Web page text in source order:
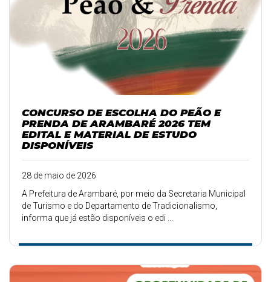
CONCURSO DE ESCOLHA DO PEÃO E
PRENDA DE ARAMBARÉ 2026 TEM
EDITAL E MATERIAL DE ESTUDO
DISPONÍVEIS
28 de maio de 2026
A Prefeitura de Arambaré, por meio da Secretaria Municipal
de Turismo e do Departamento de Tradicionalismo,
informa que já estão disponíveis o edi ...